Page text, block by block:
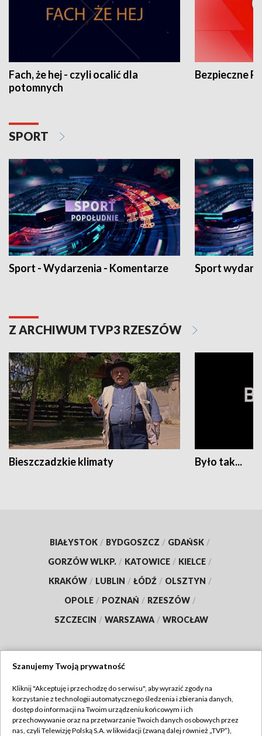
Fach, że hej - czyli ocalić dla
potomnych
Bezpieczne
SPORT
Sport - Wydarzenia - Komentarze Sport
Z ARCHIWUM TVP3 RZESZÓW
Bieszczadzkie klimaty Było tak...
BIAŁYSTOK / BYDGOSZCZ / GDAŃSK /
GORZÓW WLKP. / KATOWICE / KIELCE /
KRAKÓW / LUBLIN / ŁÓDŹ / OLSZTYN /
OPOLE / POZNAŃ / RZESZÓW /
SZCZECIN / WARSZAWA / WROCŁAW
TVP
Abonament TVP
Regulamin TVP
Szanujemy Twoją prywatność
Kliknij "Akceptuję i przechodzę do serwisu", aby wyrazić zgody na
korzystanie z technologii automatycznego śledzenia i zbierania danych,
dostęp do informacji na Twoim urządzeniu końcowym i ich
przechowywanie oraz na przetwarzanie Twoich danych osobowych przez
nas, czyli Telewizję Polską S.A. w likwidacji (zwaną dalej również „TVP”),